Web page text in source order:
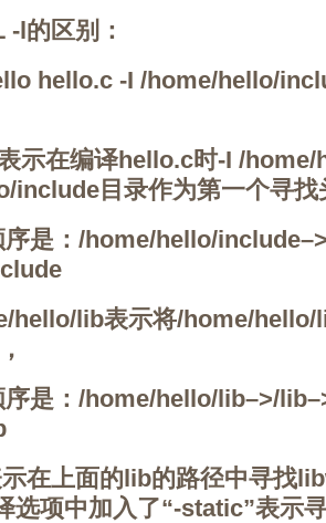
-l的区别：
hello.c -I /home/hello/
在编译hello.c时-I /home/
include目录作为第一个寻找
：/home/hello/
lib表示将/home/hello/
：/home/hello/lib–>/
上面的lib的路径中寻找
选项中加入了“-static”表示